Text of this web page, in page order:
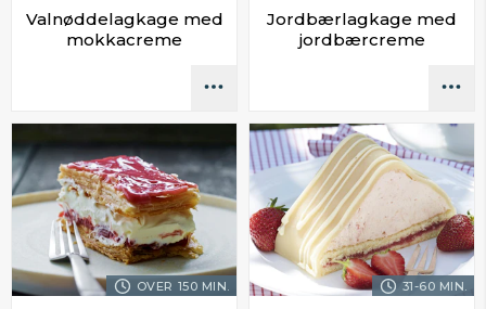
Valnøddelagkage med
mokkacreme
Jordbærlagkage med
jordbærcreme
OVER 150 MIN. 31-60 MIN.